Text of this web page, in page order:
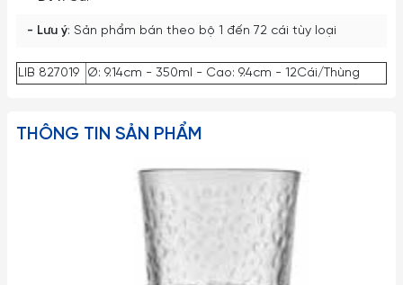
- Lưu ý: Sản phẩm bán theo bộ 1 đến 72 cái tùy loại
LIB 827019 Ø: 9.14cm - 350ml - Cao: 9.4cm - 12Cái/Thùng
THÔNG TIN SẢN PHẨM